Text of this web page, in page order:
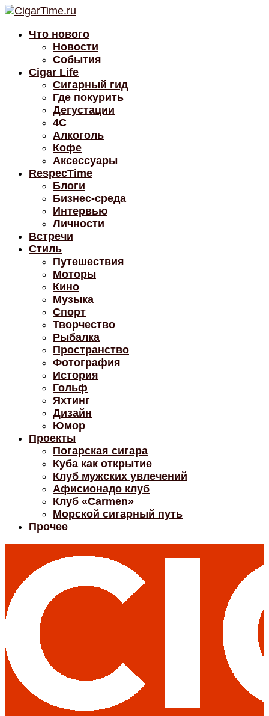
Что нового
Новости
События
Cigar Life
Сигарный гид
Где покурить
Дегустации
4C
Алкоголь
Кофе
Аксессуары
RespecTime
Блоги
Бизнес-среда
Интервью
Личности
Встречи
Стиль
Путешествия
Моторы
Кино
Музыка
Спорт
Творчество
Рыбалка
Пространство
Фотография
История
Гольф
Яхтинг
Дизайн
Юмор
Проекты
Погарская сигара
Куба как открытие
Клуб мужских увлечений
Афисионадо клуб
Клуб «Carmen»
Морской сигарный путь
Прочее